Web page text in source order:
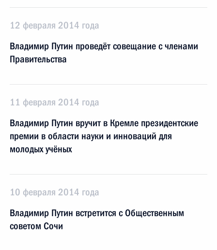
12 февраля 2014 года
Владимир Путин проведёт совещание с членами
Правительства
11 февраля 2014 года
Владимир Путин вручит в Кремле президентские
премии в области науки и инноваций для
молодых учёных
10 февраля 2014 года
Владимир Путин встретится с Общественным
советом Сочи